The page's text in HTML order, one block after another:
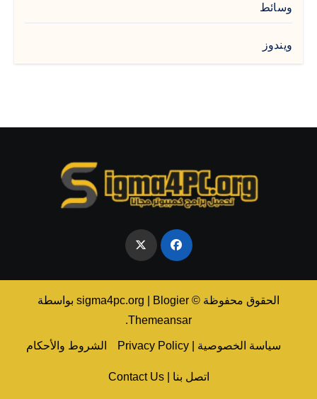
وسائط
ويندوز
الحقوق محفوظة © sigma4pc.org Blogier
بواسطة
Themeansar
.
سياسة الخصوصية | Privacy Policy الشروط والأحكام
اتصل بنا | Contact Us